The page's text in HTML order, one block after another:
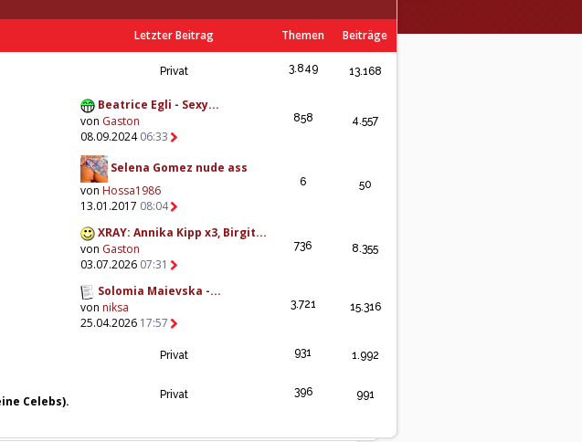
Letzter Beitrag Themen Beiträge
Privat 3.849 13.168
Beatrice Egli - Sexy...
von Gaston
08.09.202406:33
858 4.557
Selena Gomez nude ass
von Hossa1986
13.01.2017 08:04
6 50
XRAY: Annika Kipp x3, Birgit...
von Gaston
03.07.2026 07:31
736 8.355
Solomia Maievska -...
von niksa
25.04.2026 17:57
3.721 15.316
Privat 931 1.992
Celebs). Privat 396 991